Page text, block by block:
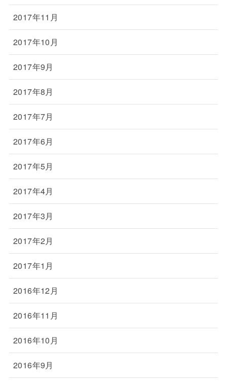
2017年11月
2017年10月
2017年9月
2017年8月
2017年7月
2017年6月
2017年5月
2017年4月
2017年3月
2017年2月
2017年1月
2016年12月
2016年11月
2016年10月
2016年9月